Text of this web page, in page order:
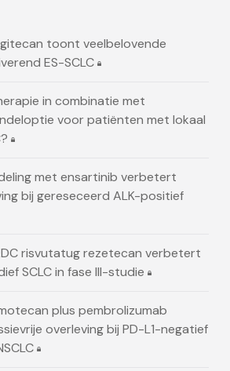
toont veelbelovende
ES-SCLC
in combinatie met
voor patiënten met lokaal
met ensartinib verbetert
bij gereseceerd ALK-positief
risvutatug rezetecan verbetert
SCLC in fase III-studie
plus pembrolizumab
overleving bij PD-L1-negatief